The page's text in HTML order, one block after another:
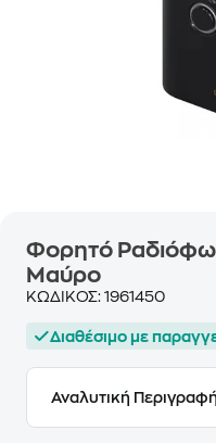
Φορητό
Μαύρο
ΚΩΔΙΚΟΣ: 1961450
Διαθέσιμο με
Αναλυτική Περιγραφή